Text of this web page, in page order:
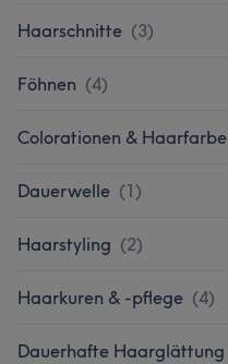
Haarschnitte (3)
Föhnen (4)
Colorationen & Haarfarbe
Dauerwelle (1)
Haarstyling (2)
Haarkuren & -pflege (4)
Dauerhafte Haarglättung